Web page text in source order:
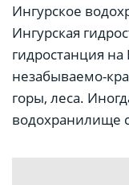
Ингурское
Ингурская
гидростанция на
незабываемо-
горы, леса.
водохранилище